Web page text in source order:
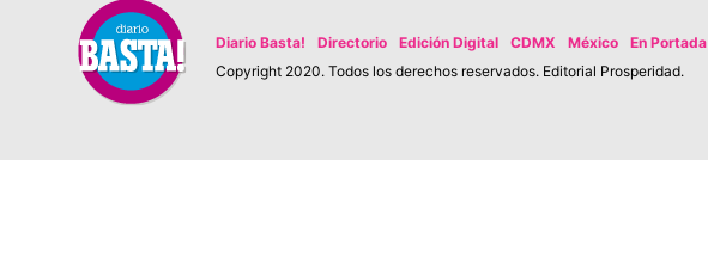
Diario Basta! Directorio Edición Digital CDMX México
En Portada
Copyright 2020. Todos los derechos reservados. Editorial Prosperidad.